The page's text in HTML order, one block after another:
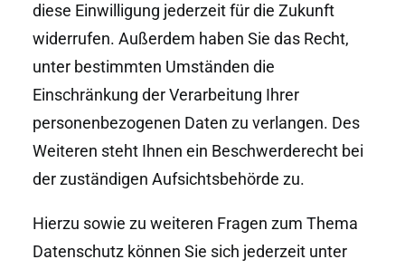
diese Einwilligung jederzeit für die Zukunft
widerrufen. Außerdem haben Sie das Recht,
unter bestimmten Umständen die
Einschränkung der Verarbeitung Ihrer
personenbezogenen Daten zu verlangen. Des
Weiteren steht Ihnen ein Beschwerderecht bei
der zuständigen Aufsichtsbehörde zu.
Hierzu sowie zu weiteren Fragen zum Thema
Datenschutz können Sie sich jederzeit unter